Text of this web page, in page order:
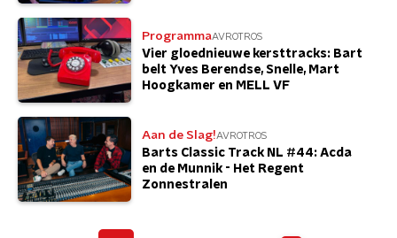
ProgrammaAVROTROS
Vier gloednieuwe kersttracks: Bart
belt Yves Berendse, Snelle, Mart
Hoogkamer en MELL VF
Aan de Slag!AVROTROS
Barts Classic Track NL #44: Acda
en de Munnik - Het Regent
Zonnestralen